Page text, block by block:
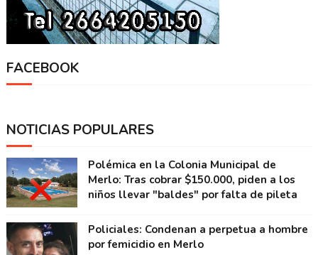
FACEBOOK
NOTICIAS POPULARES
Polémica en la Colonia Municipal de
Merlo: Tras cobrar $150.000, piden a los
niños llevar "baldes" por falta de pileta
Policiales: Condenan a perpetua a hombre
por femicidio en Merlo